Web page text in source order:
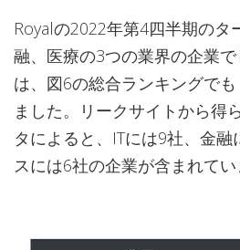
Royalの2022年第4四半期のタ
融、医療の3つの業界の企業
は、図6の総合ランキングで
ました。リークサイトから得
タによると、ITには9社、金
スには6社の企業が含まれてい